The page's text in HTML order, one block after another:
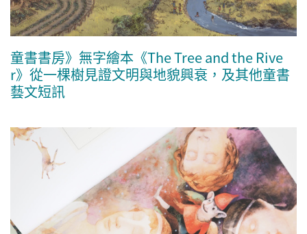
童書書房》無字繪本《The Tree and the Rive
r》從一棵樹見證文明與地貌興衰，及其他童書
藝文短訊